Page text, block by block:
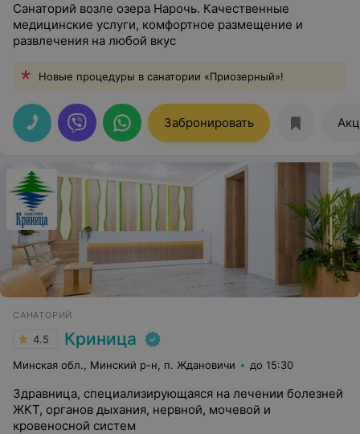
Санаторий возле озера Нарочь. Качественные
медицинские услуги, комфортное размещение и
развлечения на любой вкус
Новые процедуры в санатории «Приозерный»!
Забронировать
САНАТОРИЙ
4.5 Криница
Минская обл., Минский р-н, п. Ждановичи до 15:30
Здравница, специализирующаяся на лечении болезней
ЖКТ, органов дыхания, нервной, мочевой и
кровеносной систем